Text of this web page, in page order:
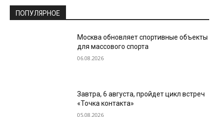
ПОПУЛЯРНОЕ
Москва обновляет спортивные объекты
для массового спорта
06.08.2026
Завтра, 6 августа, пройдет цикл встреч
«Точка контакта»
05.08.2026